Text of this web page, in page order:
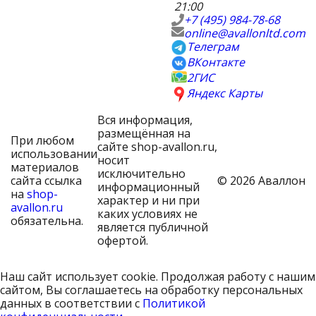
21:00
+7 (495) 984-78-68
online@avallonltd.com
Телеграм
ВКонтакте
2ГИС
Яндекс Карты
При любом
использовании
материалов
сайта ссылка
на shop-
avallon.ru
обязательна.
Вся информация,
размещённая на
сайте shop-avallon.ru,
носит
исключительно
информационный
характер и ни при
каких условиях не
является публичной
офертой.
© 2026 Аваллон
Наш сайт использует cookie. Продолжая работу с нашим
сайтом, Вы соглашаетесь на обработку персональных
данных в соответствии с Политикой